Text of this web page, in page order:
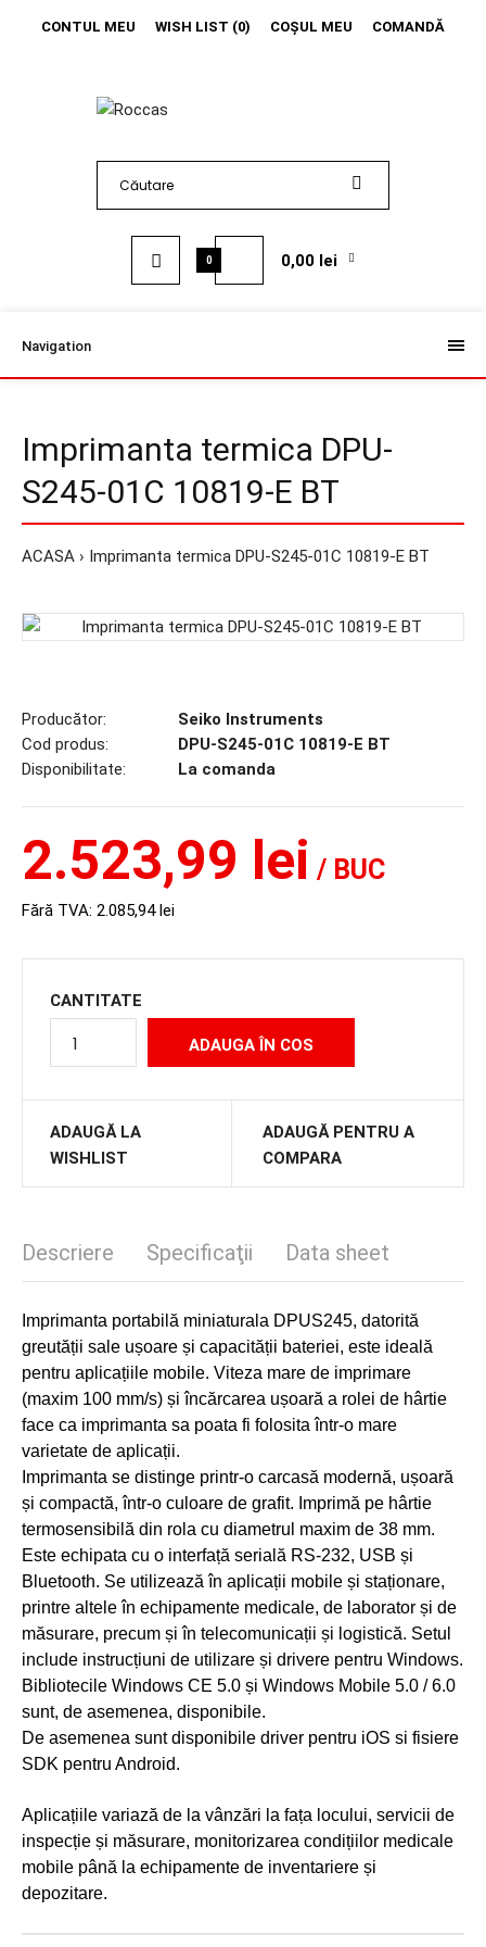
CONTUL MEU WISH LIST (0) COŞUL MEU COMANDĂ
0 0,00 lei
Navigation
Imprimanta termica DPU-
S245-01C 10819-E BT
ACASA Imprimanta termica DPU-S245-01C 10819-E BT
Producător:
Seiko Instruments
Cod produs:
DPU-S245-01C 10819-E BT
Disponibilitate:
La comanda
2.523,99 lei / BUC
Fără TVA: 2.085,94 lei
CANTITATE
ADAUGĂ LA
WISHLIST
ADAUGĂ PENTRU A
COMPARA
Descriere Specificaţii Data sheet
Imprimanta portabilă miniaturala DPUS245, datorită
greutății sale ușoare și capacității bateriei, este ideală
pentru aplicațiile mobile. Viteza mare de imprimare
(maxim 100 mm/s) și încărcarea ușoară a rolei de hârtie
face ca imprimanta sa poata fi folosita într-o mare
varietate de aplicații.
Imprimanta se distinge printr-o carcasă modernă, ușoară
și compactă, într-o culoare de grafit. Imprimă pe hârtie
termosensibilă din rola cu diametrul maxim de 38 mm.
Este echipata cu o interfață serială RS-232, USB și
Bluetooth. Se utilizează în aplicații mobile și staționare,
printre altele în echipamente medicale, de laborator și de
măsurare, precum și în telecomunicații și logistică. Setul
include instrucțiuni de utilizare și drivere pentru Windows.
Bibliotecile Windows CE 5.0 și Windows Mobile 5.0 / 6.0
sunt, de asemenea, disponibile.
De asemenea sunt disponibile driver pentru iOS si fisiere
SDK pentru Android.
Aplicațiile variază de la vânzări la fața locului, servicii de
inspecție și măsurare, monitorizarea condițiilor medicale
mobile până la echipamente de inventariere și
depozitare.